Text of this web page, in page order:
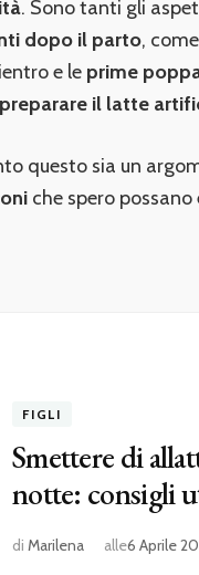
. Sono tanti gli
dopo il parto,
e le prime
preparare il latte
questo sia un
che spero possano
FIGLI
Smettere di
notte: consigli
di Marilena alle6 Aprile